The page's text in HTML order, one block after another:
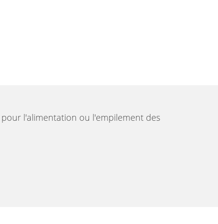
l'alimentation ou l'empilement des